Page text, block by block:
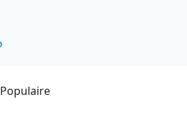
Populaire